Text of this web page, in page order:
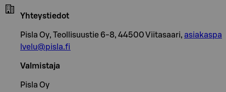
Yhteystiedot
Pisla Oy, Teollisuustie 6-8, 44500 Viitasaari, asiakaspa
lvelu@pisla.fi
Valmistaja
Pisla Oy